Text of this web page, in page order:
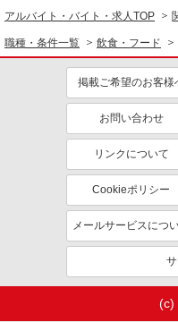
アルバイト・バイト・求人TOP
職種・条件一覧 飲食・フード
掲載ご希望のお客様
お問い合わせ
リンクについて
Cookieポリシー
メールサービスにつ
(c)